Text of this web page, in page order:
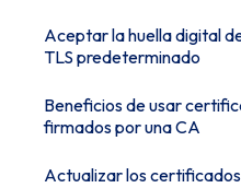
Aceptar la huella digital
TLS predeterminado
Beneficios de usar
firmados por una CA
Actualizar los